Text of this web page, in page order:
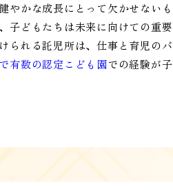
やかな成長にとって欠かせない
子どもたちは未来に向けての重
られる託児所は、仕事と育児の
有数の認定こども園での経験が